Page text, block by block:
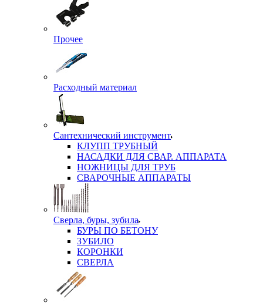
Прочее
Расходный материал
Сантехнический инструмент
КЛУПП ТРУБНЫЙ
НАСАДКИ ДЛЯ СВАР. АППАРАТА
НОЖНИЦЫ ДЛЯ ТРУБ
СВАРОЧНЫЕ АППАРАТЫ
Сверла, буры, зубила
БУРЫ ПО БЕТОНУ
ЗУБИЛО
КОРОНКИ
СВЕРЛА